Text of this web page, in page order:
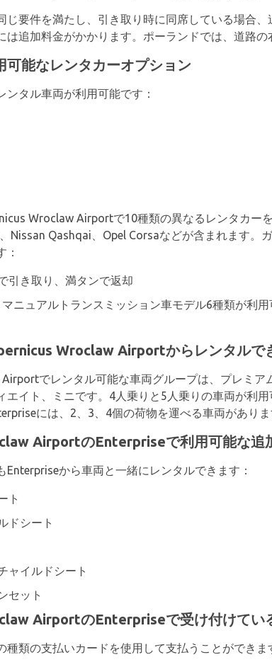
じ要件を満たし、引き取り時に同席している場合
は追加料金がかかります。ポーランドでは、道路の
能なレンタカーオプション
ンタル車両が利用可能です：
Wroclaw Airportで10種類の異なるレンタカー
Nissan Qashqai、Opel Corsaなどが含まれます。
：
引き取り、満タンで返却
ニュアルトランスミッション車モデル6種類が利
Wroclaw Airportからレンタルで
でレンタル可能な車両グループは、プレミア
エイト、ミニです。4人乗りと5人乗りの車両が利
には、2、3、4個の荷物を運べる車両がありま
AirportのEnterpriseで利用可能な追
Enterpriseから車両と一緒にレンタルできます：
ト
ドシート
ャイルドシート
セット
AirportのEnterpriseで受け付けてい
種類の支払いカードを使用して支払うことができま